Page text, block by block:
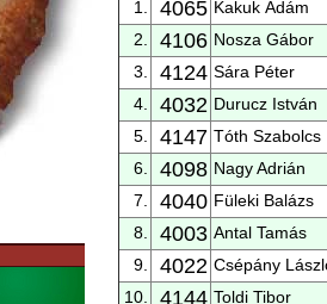
1. 4065 Kakuk Ádám
2.
4106 Nosza Gábor
3.
4124 Sára Péter
4.
4032 Durucz István
5.
4147 Tóth Szabolcs
6.
4098 Nagy Adrián
7.
4040 Füleki Balázs
8.
4003 Antal Tamás
9.
4022 Csépány
10.
4144 Toldi Tibor